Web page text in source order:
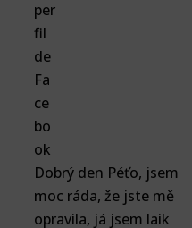
Dobrý den Péťo, jsem
moc ráda, že jste mě
opravila, já jsem laik